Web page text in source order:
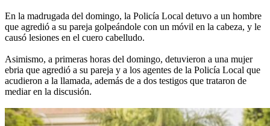
En la madrugada del domingo, la Policía Local detuvo a un hombre
que agredió a su pareja golpeándole con un móvil en la cabeza, y le
causó lesiones en el cuero cabelludo.
Asimismo, a primeras horas del domingo, detuvieron a una mujer
ebria que agredió a su pareja y a los agentes de la Policía Local que
acudieron a la llamada, además de a dos testigos que trataron de
mediar en la discusión.